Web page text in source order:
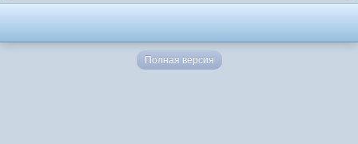
Полная версия